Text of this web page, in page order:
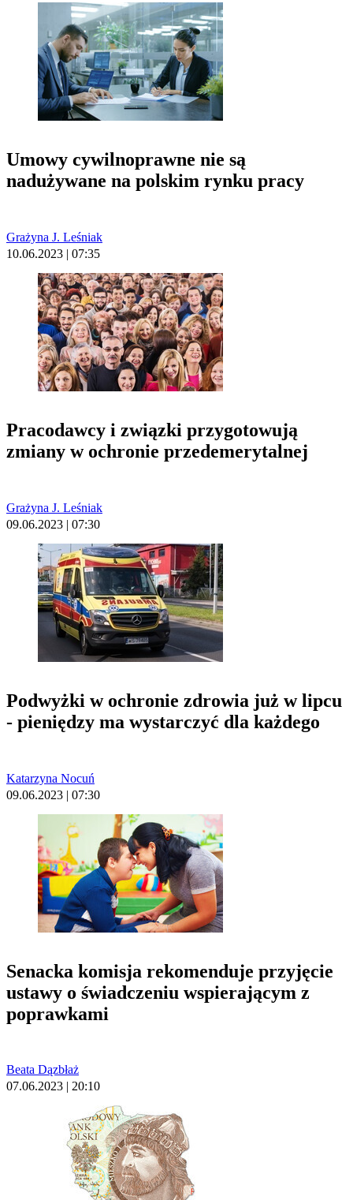
Umowy cywilnoprawne nie są
nadużywane na polskim rynku pracy
Grażyna J. Leśniak
10.06.2023 | 07:35
Pracodawcy i związki przygotowują
zmiany w ochronie przedemerytalnej
Grażyna J. Leśniak
09.06.2023 | 07:30
Podwyżki w ochronie zdrowia już w lipcu
- pieniędzy ma wystarczyć dla każdego
Katarzyna Nocuń
09.06.2023 | 07:30
Senacka komisja rekomenduje przyjęcie
ustawy o świadczeniu wspierającym z
poprawkami
Beata Dązbłaż
07.06.2023 | 20:10